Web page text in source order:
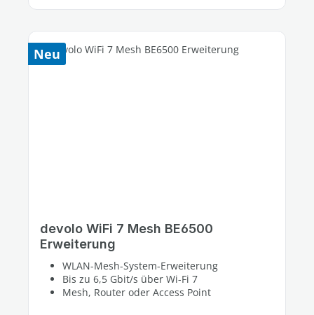
Neu
devolo WiFi 7 Mesh BE6500
Erweiterung
WLAN-Mesh-System-Erweiterung
Bis zu 6,5 Gbit/s über Wi-Fi 7
Mesh, Router oder Access Point